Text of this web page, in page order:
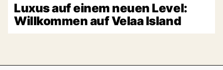
Luxus auf einem neuen Level:
Willkommen auf Velaa Island